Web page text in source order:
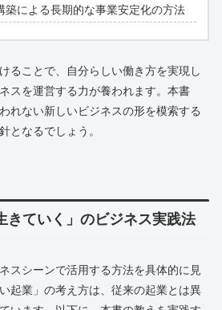
築による長期的な事業安定化の方法
ることで、自分らしい働き方を実現し
スを運営する力が養われます。本書
れない新しいビジネスの形を模索する
となるでしょう。
きていく」のビジネス実践法
スシーンで活用する方法を具体的に見
起業」の考え方は、従来の起業とは異